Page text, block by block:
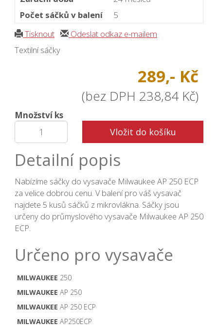
Počet sáčků v balení
5
Tisknout
Odeslat odkaz e-mailem
Textilní sáčky
289,- Kč
(bez DPH 238,84 Kč)
Množství ks
Vložit do košíku
Detailní popis
Nabízíme sáčky do vysavače Milwaukee AP 250 ECP
za velice dobrou cenu. V balení pro váš vysavač
najdete 5 kusů sáčků z mikrovlákna. Sáčky jsou
určeny do průmyslového vysavače Milwaukee AP 250
ECP.
Určeno pro vysavače
MILWAUKEE 250
MILWAUKEE AP 250
MILWAUKEE AP 250 ECP
MILWAUKEE AP250ECP